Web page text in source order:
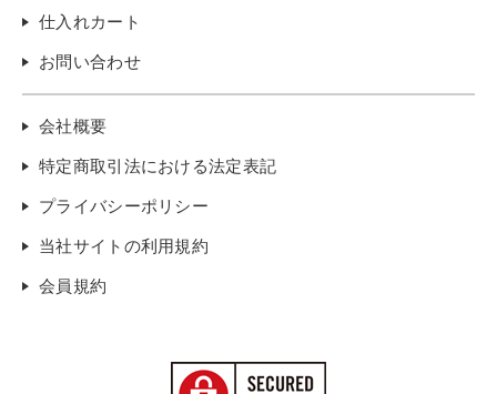
仕入れカート
お問い合わせ
会社概要
特定商取引法における法定表記
プライバシーポリシー
当社サイトの利用規約
会員規約